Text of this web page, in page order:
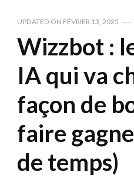
UPDATED ON FÉVRIER 13, 2025
Wizzbot :
IA qui va
façon de
faire
de temps)